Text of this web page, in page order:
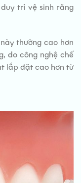
trì vệ sinh răng
thường cao hơn
do công nghệ chế
lắp đặt cao hơn từ